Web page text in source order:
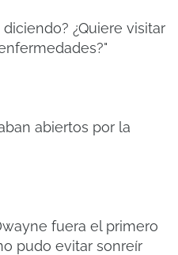
diciendo? ¿Quiere visitar
abiertos por la
fuera el primero
pudo evitar sonreír